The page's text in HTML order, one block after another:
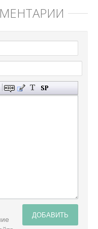
ДОБАВИТЬ